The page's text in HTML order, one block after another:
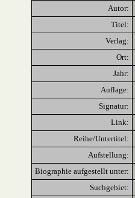
Autor:
Titel:
Verlag:
Ort:
Jahr:
Auflage:
Signatur:
Link:
Reihe/Untertitel:
Aufstellung:
Biographie aufgestellt unter:
Suchgebiet: